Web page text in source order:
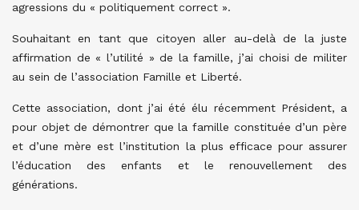
agressions du « politiquement correct ».
Souhaitant en tant que citoyen aller au-delà de la juste
affirmation de « l’utilité » de la famille, j’ai choisi de militer
au sein de l’association Famille et Liberté.
Cette association, dont j’ai été élu récemment Président, a
pour objet de démontrer que la famille constituée d’un père
et d’une mère est l’institution la plus efficace pour assurer
l’éducation des enfants et le renouvellement des
générations.